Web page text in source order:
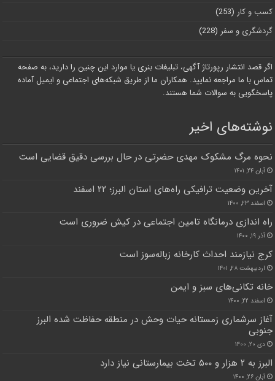
کسب و کار (253)
گردشگری و سفر (228)
اگر قصد انتشار رپورتاژ آگهی، تبلیغات بنری یا موارد این چنین را دارید، به صفحه
تماس با ما مراجعه نمایید. همکاران ما از طریق شبکه‌های اجتماعی و ایمیل آماده
پاسخگویی به سوالات شما هستند.
نوشته‌های اخیر
نحوه مرگ مشکوک مهدی حضرتی در حال بررسی دقیق قضایی است
آبان ۲۴, ۱۴۰۱
آخرین وضعیت ترافیکی راه‌های استان البرز؛ ۲۲ اسفند
اسفند ۲۳, ۱۴۰۰
راه اندازی درمانگاه تامین اجتماعی در کیش ضروری است
آذر ۱۹, ۱۴۰۰
کرج نیازمند احداث کارخانه زباله‌سوز است
اردیبهشت ۲۸, ۱۴۰۱
خانه تکانی‌های سبز و ایمن
اسفند ۲۲, ۱۴۰۰
آغاز سرشماری زمستانه حیات وحش در منطقه حفاظت شده البرز
جنوبی
دی ۲۰, ۱۴۰۰
البرز به ۲ هزار و ۵۰۰ تخت بیمارستانی نیاز دارد
آبان ۲۶, ۱۴۰۰